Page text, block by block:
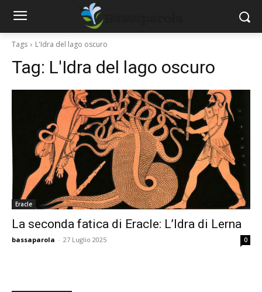
Tags L'Idra del lago oscuro
Tag: L'Idra del lago oscuro
Eracle
La seconda fatica di Eracle: L’Idra di Lerna
bassaparola - 27 Luglio 2025 0